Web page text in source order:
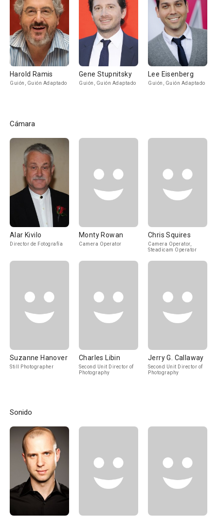
Harold Ramis
Guión, Guión Adaptado
Gene Stupnitsky
Guión, Guión Adaptado
Lee Eisenberg
Guión, Guión Adaptado
Cámara
Alar Kivilo
Director de Fotografía
Monty Rowan
Camera Operator
Chris Squires
Camera Operator,
Steadicam Operator
Suzanne Hanover
Still Photographer
Charles Libin
Second Unit Director of
Photography
Jerry G. Callaway
Second Unit Director of
Photography
Sonido